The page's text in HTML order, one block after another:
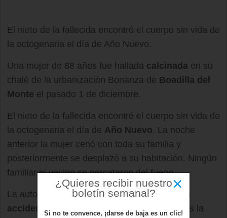
El nieto de la fallecida encontró el cuerpo sin vida de
la octogenaria el día de Año Nuevo.
Una mujer de 88 años fue hallada calcinada en su
chalé de la urbanización Bonanza de Boadilla del
Monte el pasado 1 de diciembre.
El nieto de la fallecida encontró el cuerpo sin vida de
la octogenaria el día de Año Nuevo. La noche
anterior la mujer cenó con toda su familia y
posteriormente se desplazó a su habitación. Ningún
familiar ni vecino se percataron del fuego.
La autopsia ha confirmado que se trató de un
accidente fortuito
. Según las investigaciones la
×
¿Quieres recibir nuestro
boletín semanal?
Si no te convence, ¡darse de baja es un clic!